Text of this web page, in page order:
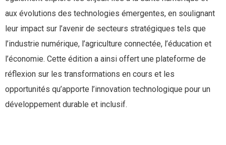
aux évolutions des technologies émergentes, en soulignant
leur impact sur l’avenir de secteurs stratégiques tels que
l’industrie numérique, l’agriculture connectée, l’éducation et
l’économie. Cette édition a ainsi offert une plateforme de
réflexion sur les transformations en cours et les
opportunités qu’apporte l’innovation technologique pour un
développement durable et inclusif.